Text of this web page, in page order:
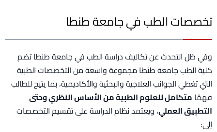
تخصصات الطب في جامعة طنطا
وفي ظل التحدث عن تكاليف دراسة الطب في جامعة طنطا تضم
كلية الطب جامعة طنطا مجموعة واسعة من التخصصات الطبية
التي تغطي الجوانب العلاجية والبحثية والأكاديمية، بما يتيح للطالب
فهمًا متكامل للعلوم الطبية من الأساس النظري وحتى
التطبيق العملي، ويعتمد نظام الدراسة على تقسيم التخصصات
إلى: